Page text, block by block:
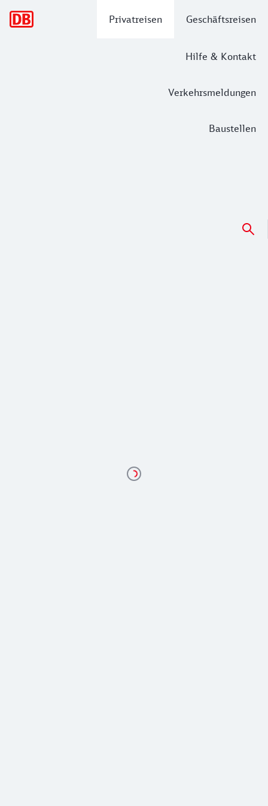
Privatreisen Geschäftsreisen
Hilfe & Kontakt
Verkehrsmeldungen
Baustellen